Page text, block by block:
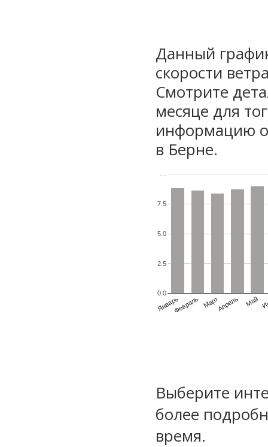
Данный
скорости
Смотрите
месяце для
информацию о
в Берне.
ЯнварьФевраль МартАпрель Май
0.0
2.5
5.0
7.5
Выберите
более
время.